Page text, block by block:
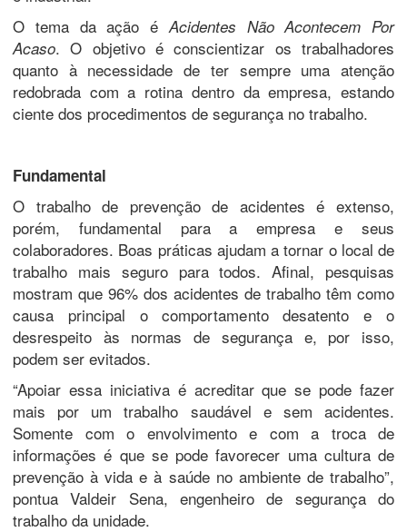
O tema da ação é Acidentes Não Acontecem Por
Acaso. O objetivo é conscientizar os trabalhadores
quanto à necessidade de ter sempre uma atenção
redobrada com a rotina dentro da empresa, estando
ciente dos procedimentos de segurança no trabalho.
Fundamental
O trabalho de prevenção de acidentes é extenso,
porém, fundamental para a empresa e seus
colaboradores. Boas práticas ajudam a tornar o local de
trabalho mais seguro para todos. Afinal, pesquisas
mostram que 96% dos acidentes de trabalho têm como
causa principal o comportamento desatento e o
desrespeito às normas de segurança e, por isso,
podem ser evitados.
“Apoiar essa iniciativa é acreditar que se pode fazer
mais por um trabalho saudável e sem acidentes.
Somente com o envolvimento e com a troca de
informações é que se pode favorecer uma cultura de
prevenção à vida e à saúde no ambiente de trabalho”,
pontua Valdeir Sena, engenheiro de segurança do
trabalho da unidade.